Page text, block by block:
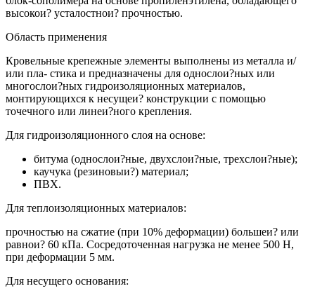
высокои? усталостнои? прочностью.
Область применения
Кровельные крепежные элементы выполнены из металла и/
или пла- стика и предназначены для однослои?ных или
многослои?ных гидроизоляционных материалов,
монтирующихся к несущеи? конструкции с помощью
точечного или линеи?ного крепления.
Для гидроизоляционного слоя на основе:
битума (однослои?ные, двухслои?ные, трехслои?ные);
каучука (резиновыи?) материал;
ПВХ.
Для теплоизоляционных материалов:
прочностью на сжатие (при 10% деформации) большеи? или
равнои? 60 кПа. Сосредоточенная нагрузка не менее 500 Н,
при деформации 5 мм.
Для несущего основания: